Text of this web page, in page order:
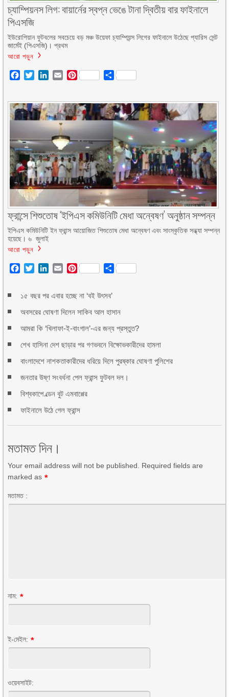
চ্যাম্পিয়নস লিগ: বায়ার্নের স্বপ্ন ভেঙে টানা দ্বিতীয় বার ফাইনালে
পিএসজি
ইউরোপিয়ান ফুটবলের সবচেয়ে বড় মঞ্চ উয়েফা চ্যাম্পিয়ন্স লিগের ফাইনালে উঠেছে প্যারিস সেন্ট
জার্মেই (পিএসজি)। প্রথম
আরো পড়ুন
Facebook
TwitterLinkedIn
EmailPinterest Share
ফ্রান্সে শিশুতোষ ‘ইপিএস কমিউনিটি মেধা অন্বেষণ’ অনুষ্ঠান সম্পন্ন
ইপিএস কমিউনিটি ইন ফ্রান্স আয়োজিত শিশুতোষ মেধা অন্বেষণ এবং সাংস্কৃতিক সন্ধ্যা সম্পন্ন
হয়েছে। ৬ জুলাই
আরো পড়ুন
Facebook
TwitterLinkedIn
EmailPinterest Share
১৫ বছর পর এবার হচ্ছে না ‘বই উৎসব’
অবসরের ঘোষণা দিলেন সাকিব আল হাসান
আমরা কি ‘খিলাফা-ই-বাংগাল’-এর জন্য প্রস্তুত?
শেখ হাসিনা দেশ ছাড়ার পর গণভবনে বিক্ষোভকারীদের হামলা
বাংলাদেশে নাশকতাকারীদের ধরিয়ে দিলে পুরষ্কার ঘোষণা পুলিশের
জনতার উষ্ণ সংবর্ধনা পেল ফ্রান্স ফুটবল দল।
বিশ্বকাপে ল্ডেন বুট এমবাপ্পের
ফাইনালে উঠে গেল ফ্রান্স
মতামত দিন।
Your email address will not be published. Required fields are
marked as *
মতামত :
নাম: *
ই-মেইল: *
ওয়েবসাইট: